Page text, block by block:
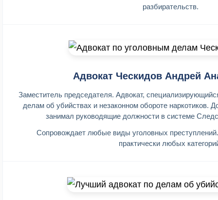
разбирательств.
Адвокат Ческидов Андрей
Заместитель председателя. Адвокат,
делам об убийствах и незаконном обороте наркотиков.
занимал руководящие должности в системе
Сопровождает любые виды уголовных
практически любых